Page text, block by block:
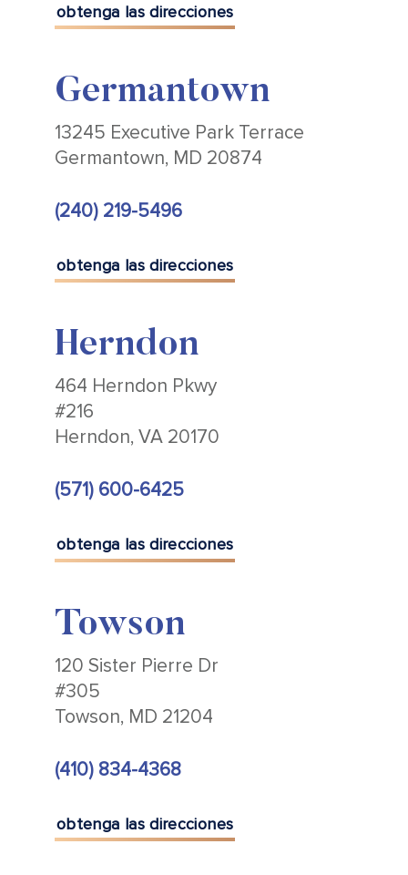
obtenga las direcciones
Germantown
13245 Executive Park Terrace
Germantown, MD 20874
(240) 219-5496
obtenga las direcciones
Herndon
464 Herndon Pkwy
#216
Herndon, VA 20170
(571) 600-6425
obtenga las direcciones
Towson
120 Sister Pierre Dr
#305
Towson, MD 21204
(410) 834-4368
obtenga las direcciones